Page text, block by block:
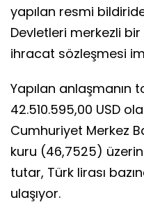
yapılan resmi
Devletleri merkezli
ihracat sözleşmesi
Yapılan anlaşmanın
42.510.595,00 USD
Cumhuriyet Merkez
kuru (46,7525)
tutar, Türk lirası
ulaşıyor.